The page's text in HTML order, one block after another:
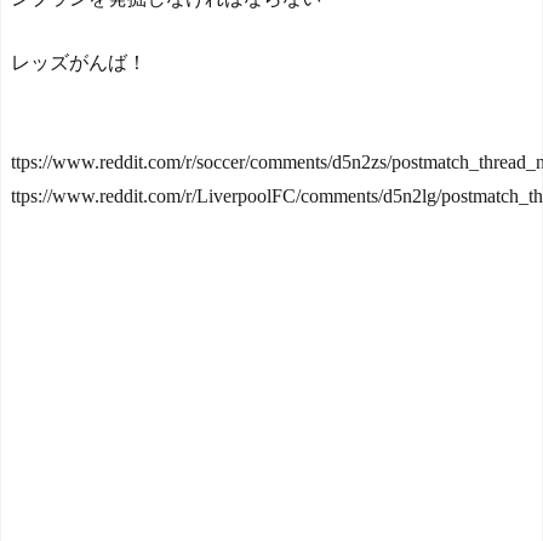
レッズがんば！
ttps://www.reddit.com/r/soccer/comments/d5n2zs/
ttps://www.reddit.com/r/LiverpoolFC/comments/d5n2lg/